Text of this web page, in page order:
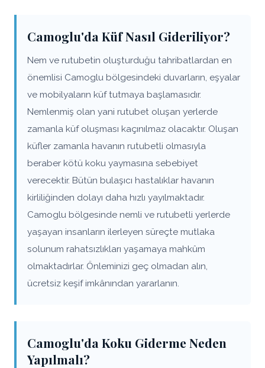
Camoglu'da Küf Nasıl Gideriliyor?
Nem ve rutubetin oluşturduğu tahribatlardan en
önemlisi Camoglu bölgesindeki duvarların, eşyalar
ve mobilyaların küf tutmaya başlamasıdır.
Nemlenmiş olan yani rutubet oluşan yerlerde
zamanla küf oluşması kaçınılmaz olacaktır. Oluşan
küfler zamanla havanın rutubetli olmasıyla
beraber kötü koku yaymasına sebebiyet
verecektir. Bütün bulaşıcı hastalıklar havanın
kirliliğinden dolayı daha hızlı yayılmaktadır.
Camoglu bölgesinde nemli ve rutubetli yerlerde
yaşayan insanların ilerleyen süreçte mutlaka
solunum rahatsızlıkları yaşamaya mahkûm
olmaktadırlar. Önleminizi geç olmadan alın,
ücretsiz keşif imkânından yararlanın.
Camoglu'da Koku Giderme Neden
Yapılmalı?